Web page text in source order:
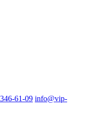
61-09 info@vip-